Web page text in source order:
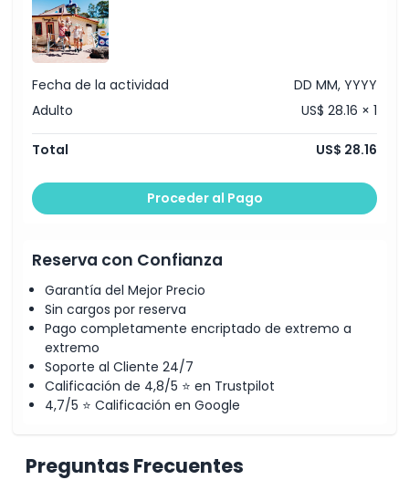
mientras trepas alto sobre el suelo. Estas actividades
añaden un nuevo nivel de emoción a tu visita.
Aspectos Destacados
Inclusiones
Política para Niños y Adultos
Horario de Apertura
Cosas a Saber
Ubicación
Fecha de la actividad
DD MM, YYYY
Adulto
US$ 28.16 × 1
Total US$ 28.16
Proceder al Pago
Reserva con Confianza
Garantía del Mejor Precio
Sin cargos por reserva
Pago completamente encriptado de extremo a
extremo
Soporte al Cliente 24/7
Calificación de 4,8/5 ⭐ en Trustpilot
4,7/5 ⭐ Calificación en Google
Preguntas Frecuentes